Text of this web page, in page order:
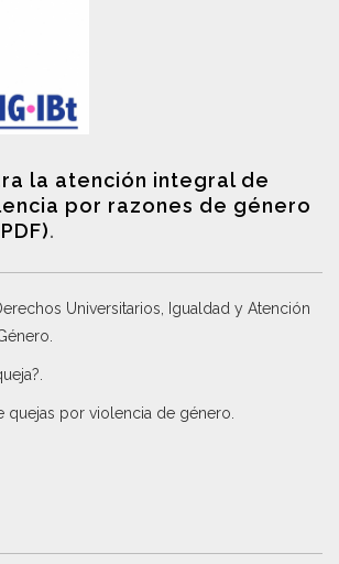
la atención integral de
por razones de género
.
Universitarios, Igualdad y Atención
.
.
quejas por violencia de género.